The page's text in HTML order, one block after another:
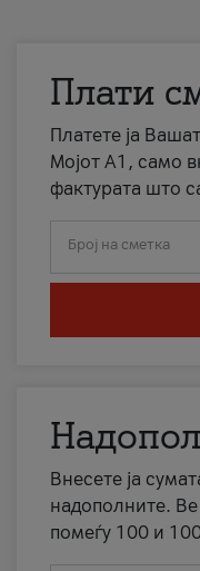
Плати
Платете ја
Мојот А1, само
фактурата што
Број на сметка
Внесете ја
надополните.
помеѓу 100 и